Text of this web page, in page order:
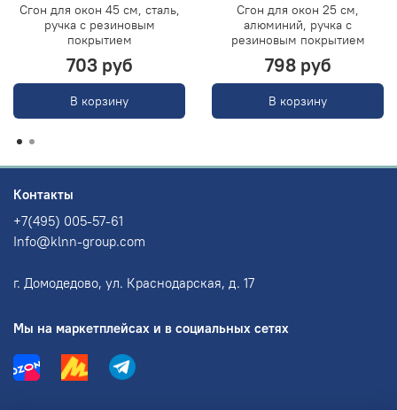
Сгон для окон 45 см, сталь,
ручка с резиновым
покрытием
703 руб
В корзину
Сгон для окон 25 см,
алюминий, ручка с
резиновым покрытием
798 руб
В корзину
Контакты
+7(495) 005-57-61
Info@klnn-group.com
г. Домодедово, ул. Краснодарская, д. 17
Мы на маркетплейсах и в социальных сетях